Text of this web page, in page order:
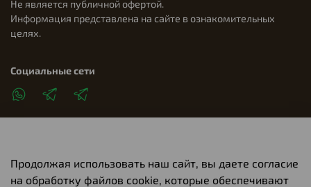
Клиентам
Не является публичной офертой.
Информация представлена на сайте в ознакомительных
целях.
Социальные сети
Продолжая использовать наш сайт, вы даете согласие
на обработку файлов cookie, которые обеспечивают